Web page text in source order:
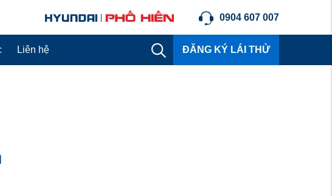
0904 607 007
Liên hệ ĐĂNG KÝ LÁI THỬ